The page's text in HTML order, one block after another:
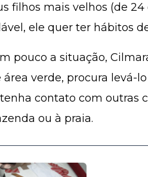
filhos mais velhos (de 24
ele quer ter hábitos
pouco a situação,
verde, procura levá-
contato com outras
ou à praia.